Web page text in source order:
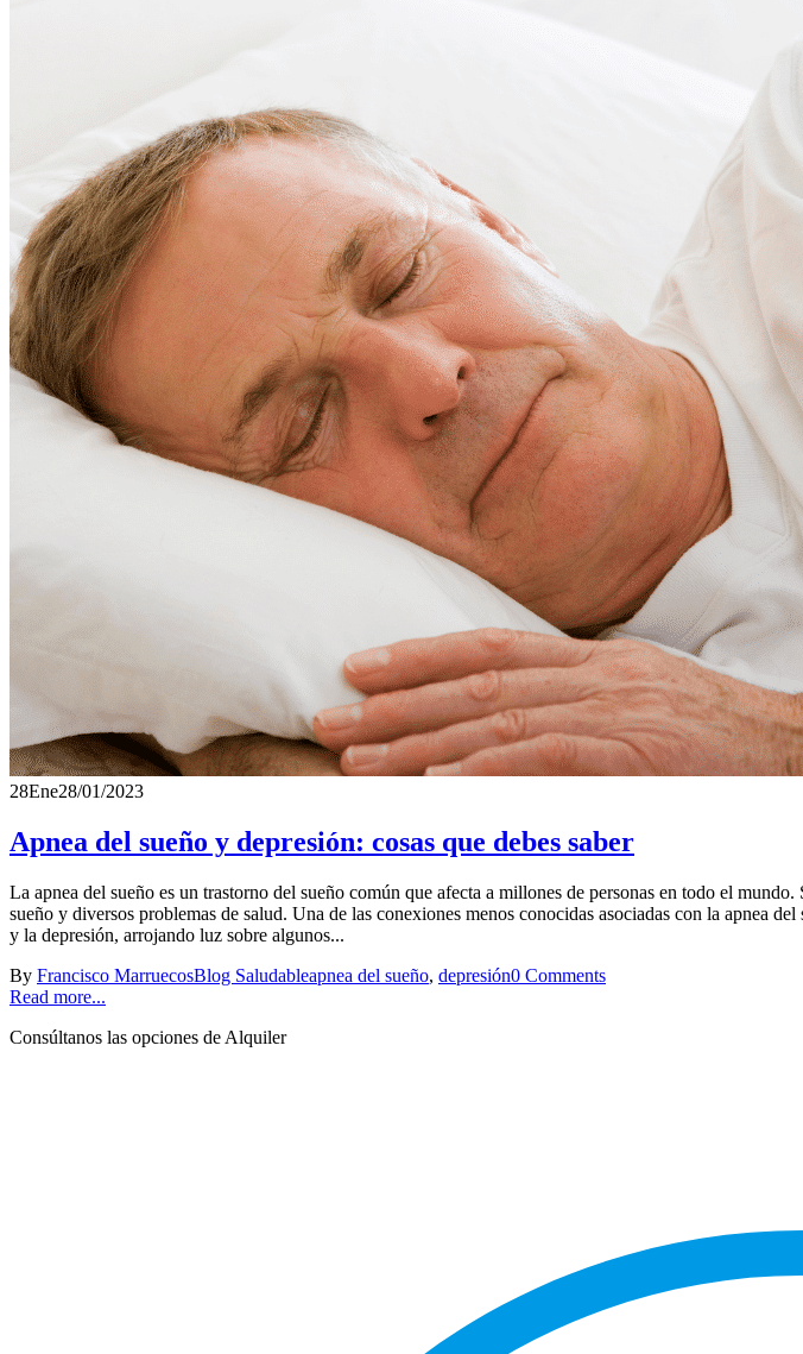
28Ene28/01/2023
Apnea del sueño y depresión: cosas que debes saber
La apnea del sueño es un trastorno del sueño común que afecta a millones de personas en todo el
sueño y diversos problemas de salud. Una de las conexiones menos conocidas asociadas con la apnea
y la depresión, arrojando luz sobre algunos...
By Francisco MarruecosBlog Saludableapnea del sueño, depresión0 Comments
Read more...
Consúltanos las opciones de Alquiler